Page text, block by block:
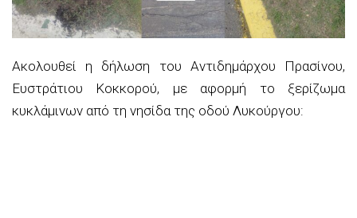
Ακολουθεί η δήλωση του Αντιδημάρχου Πρασίνου,
Ευστράτιου Κοκκορού, με αφορμή το ξερίζωμα
κυκλάμινων από τη νησίδα της οδού Λυκούργου: